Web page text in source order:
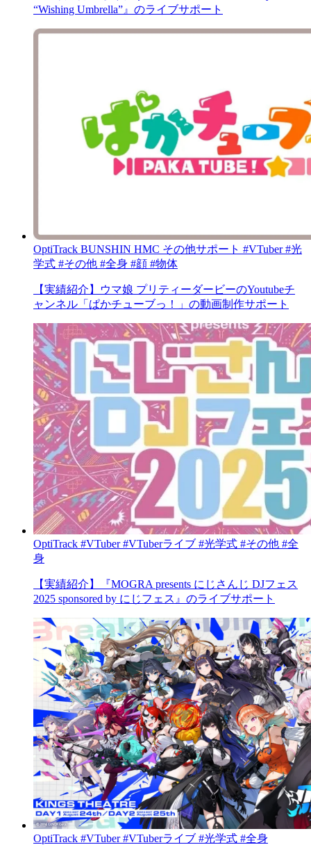
“Wishing Umbrella”』のライブサポート
OptiTrack BUNSHIN HMC その他サポート #VTuber #光
学式 #その他 #全身 #顔 #物体
【実績紹介】ウマ娘 プリティーダービーのYoutubeチ
ャンネル「ぱかチューブっ！」の動画制作サポート
OptiTrack #VTuber #VTuberライブ #光学式 #その他 #全
身
【実績紹介】『MOGRA presents にじさんじ DJフェス
2025 sponsored by にじフェス』のライブサポート
OptiTrack #VTuber #VTuberライブ #光学式 #全身